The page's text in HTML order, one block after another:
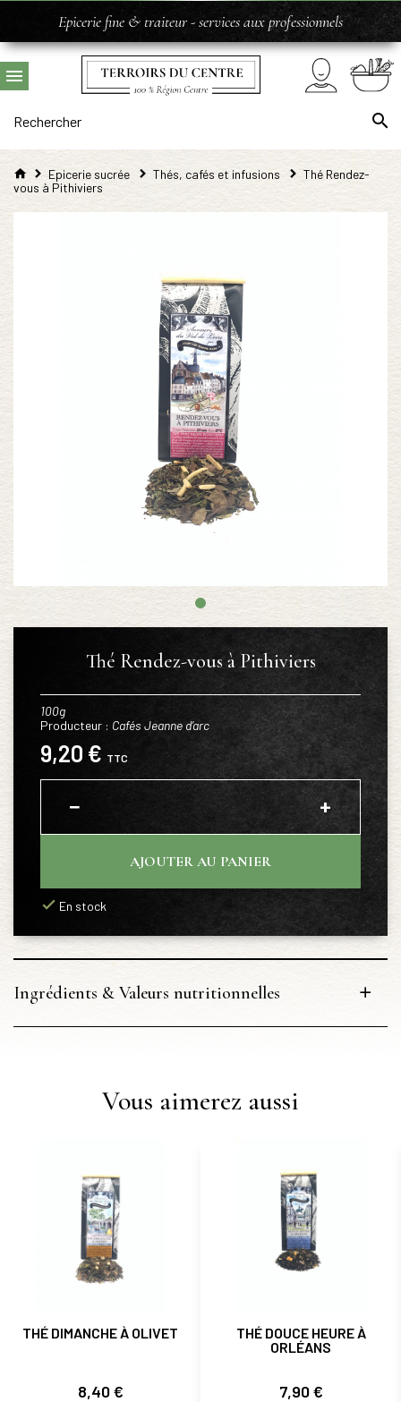
Epicerie fine & traiteur - services aux professionnels
Epicerie sucrée Thés, cafés et infusions
Thé Rendez-
vous à Pithiviers
Thé Rendez-vous à Pithiviers
100g
Producteur : Cafés Jeanne d’arc
9,20 € TTC
− +
AJOUTER AU PANIER
En stock
Ingrédients & Valeurs nutritionnelles
Vous aimerez aussi
THÉ DIMANCHE À OLIVET
Prix
8,40 €
THÉ DOUCE HEURE À
ORLÉANS
Prix
7,90 €